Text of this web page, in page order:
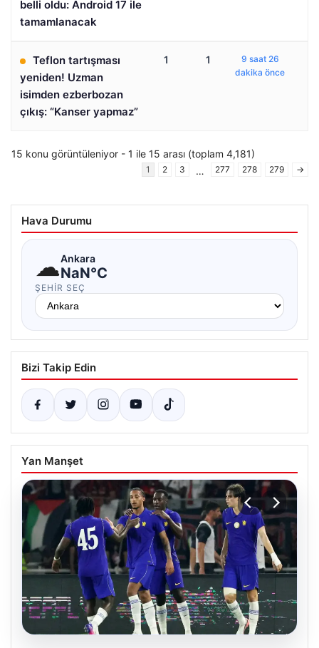
belli oldu: Android 17 ile
tamamlanacak
Teflon tartışması
yeniden! Uzman
isimden ezberbozan
çıkış: “Kanser yapmaz”
1 1
9 saat 26
dakika önce
15 konu görüntüleniyor - 1 ile 15 arası (toplam 4,181)
1 2 3 … 277 278 279 →
Hava Durumu
☁Ankara
NaN°C
ŞEHIR SEÇ
Bizi Takip Edin
Yan Manşet